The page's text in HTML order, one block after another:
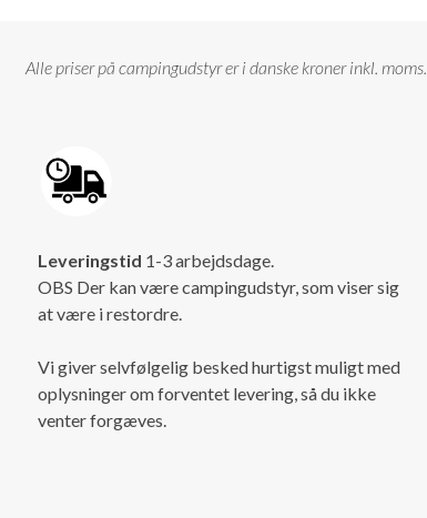
Alle priser på campingudstyr er i danske kroner inkl. moms.
Leveringstid 1-3 arbejdsdage.
OBS Der kan være campingudstyr, som viser sig
at være i restordre.
Vi giver selvfølgelig besked hurtigst muligt med
oplysninger om forventet levering, så du ikke
venter forgæves.